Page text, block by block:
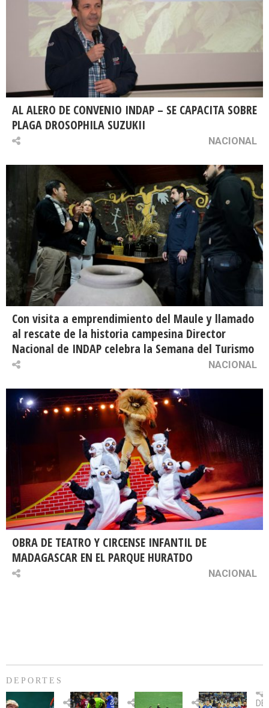
AL ALERO DE CONVENIO INDAP – SE CAPACITA SOBRE
PLAGA DROSOPHILA SUZUKII
NACIONAL
Con visita a emprendimiento del Maule y llamado
al rescate de la historia campesina Director
Nacional de INDAP celebra la Semana del Turismo
NACIONAL
OBRA DE TEATRO Y CIRCENSE INFANTIL DE
MADAGASCAR EN EL PARQUE HURATDO
NACIONAL
DEPORTES
Billie
U.
Copa